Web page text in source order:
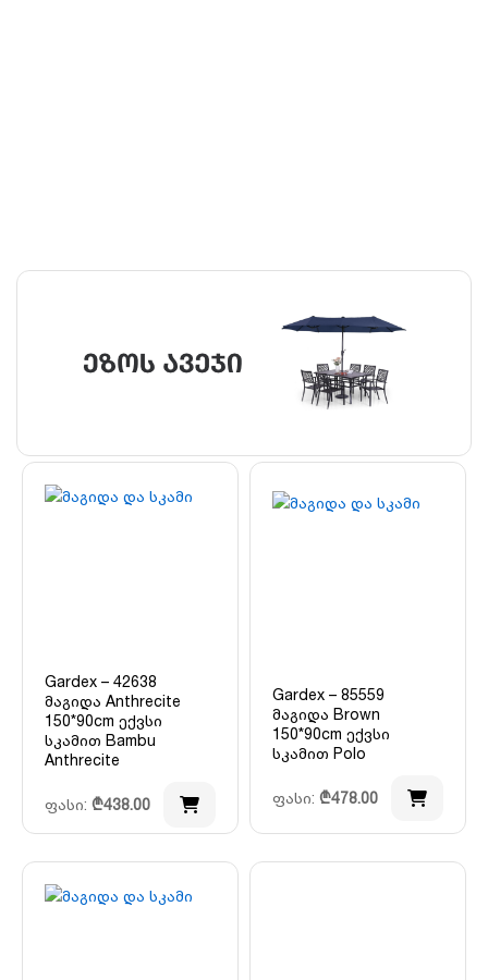
Gardex – 42638
მაგიდა Anthrecite
150*90cm ექვსი
სკამით Bambu
Anthrecite
ფასი: ₾438.00
Gardex – 85559
მაგიდა Brown
150*90cm ექვსი
სკამით Polo
ფასი: ₾478.00